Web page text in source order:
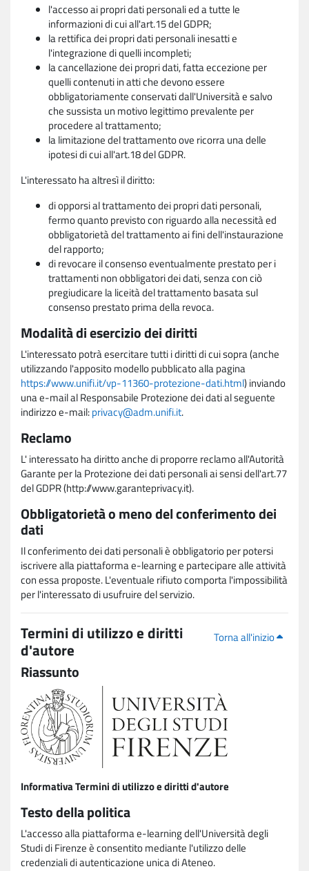
l'accesso ai propri dati personali ed a tutte le
informazioni di cui all'art.15 del GDPR;
la rettifica dei propri dati personali inesatti e
l'integrazione di quelli incompleti;
la cancellazione dei propri dati, fatta eccezione per
quelli contenuti in atti che devono essere
obbligatoriamente conservati dall'Università e salvo
che sussista un motivo legittimo prevalente per
procedere al trattamento;
la limitazione del trattamento ove ricorra una delle
ipotesi di cui all'art.18 del GDPR.
L'interessato ha altresì il diritto:
di opporsi al trattamento dei propri dati personali,
fermo quanto previsto con riguardo alla necessità ed
obbligatorietà del trattamento ai fini dell'instaurazione
del rapporto;
di revocare il consenso eventualmente prestato per i
trattamenti non obbligatori dei dati, senza con ciò
pregiudicare la liceità del trattamento basata sul
consenso prestato prima della revoca.
Modalità di esercizio dei diritti
L'interessato potrà esercitare tutti i diritti di cui sopra (anche
utilizzando l'apposito modello pubblicato alla pagina
https://www.unifi.it/vp-11360-protezione-dati.html) inviando
una e-mail al Responsabile Protezione dei dati al seguente
indirizzo e-mail:privacy@adm.unifi.it.
Reclamo
L' interessato ha diritto anche di proporre reclamo all'Autorità
Garante per la Protezione dei dati personali ai sensi dell'art.77
del GDPR (http://www.garanteprivacy.it).
Obbligatorietà o meno del conferimento dei
dati
Il conferimento dei dati personali è obbligatorio per potersi
iscrivere alla piattaforma e-learning e partecipare alle attività
con essa proposte. L'eventuale rifiuto comporta l'impossibilità
per l'interessato di usufruire del servizio.
Torna all'inizio
Termini di utilizzo e diritti
d'autore
Riassunto
Informativa Termini di utilizzo e diritti d'autore
Testo della politica
L'accesso alla piattaforma e-learning dell'Università degli
Studi di Firenze è consentito mediante l'utilizzo delle
credenziali di autenticazione unica di Ateneo.